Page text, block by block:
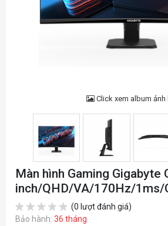
Click xem album ảnh
Màn hình Gaming Gigabyte
inch/QHD/VA/170Hz/1ms/
(0 lượt đánh giá)
Bảo hành: 36 tháng